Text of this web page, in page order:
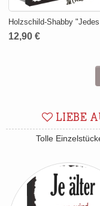
Holzschild-Shabby
12,90 €
LIEBE
Tolle